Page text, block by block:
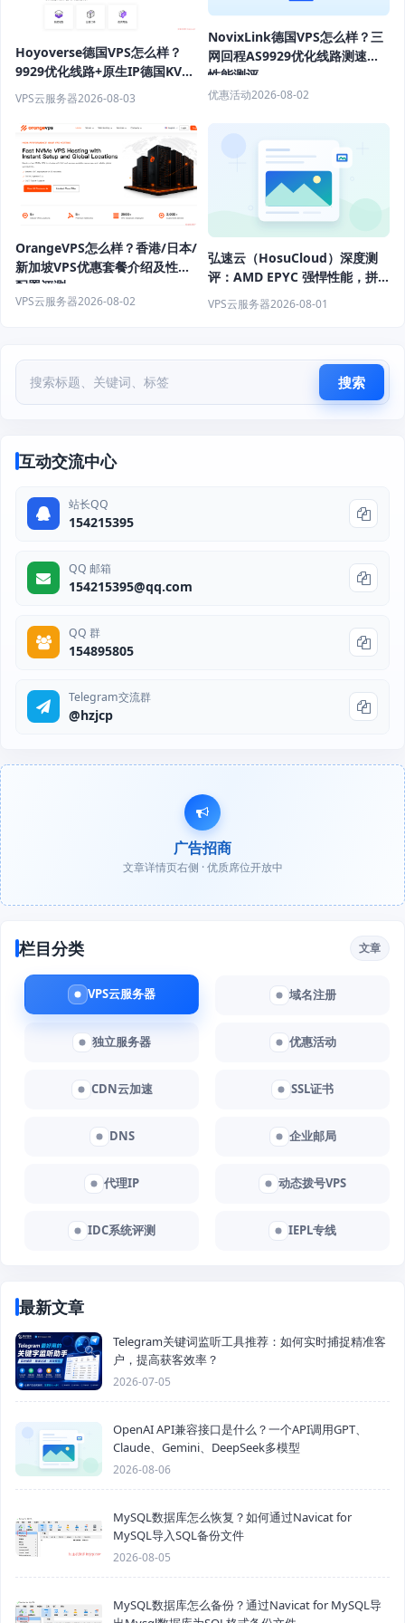
Hoyoverse德国VPS怎么样？
9929优化线路+原生IP德国KVM
VPS推荐
VPS云服务器2026-08-03
NovixLink德国VPS怎么样？三
网回程AS9929优化线路测速与
性能测评
优惠活动2026-08-02
OrangeVPS怎么样？香港/日本/
新加坡VPS优惠套餐介绍及性能
配置评测
VPS云服务器2026-08-02
弘速云（HosuCloud）深度测
评：AMD EPYC 强悍性能，拼
团价真香！
VPS云服务器2026-08-01
搜索
互动交流中心
站长QQ
154215395
QQ 邮箱
154215395@qq.com
QQ 群
154895805
Telegram交流群
@hzjcp
广告招商
文章详情页右侧 · 优质席位开放中
栏目分类 文章
VPS云服务器 域名注册
独立服务器 优惠活动
CDN云加速 SSL证书
DNS 企业邮局
代理IP 动态拨号VPS
IDC系统评测 IEPL专线
最新文章
Telegram关键词监听工具推荐：如何实时捕捉精准客
户，提高获客效率？
2026-07-05
OpenAI API兼容接口是什么？一个API调用GPT、
Claude、Gemini、DeepSeek多模型
2026-08-06
MySQL数据库怎么恢复？如何通过Navicat for
MySQL导入SQL备份文件
2026-08-05
MySQL数据库怎么备份？通过Navicat for MySQL导